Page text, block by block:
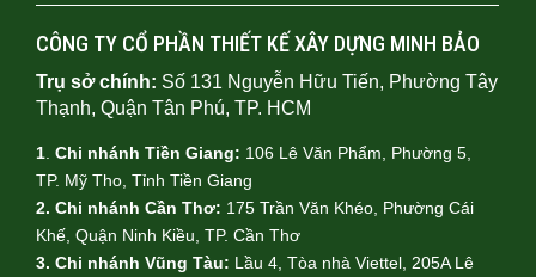
CÔNG TY CỔ PHẦN THIẾT KẾ XÂY DỰNG MINH BẢO
Trụ sở chính: Số 131 Nguyễn Hữu Tiến, Phường Tây
Thạnh, Quận Tân Phú, TP. HCM
1 Chi nhánh Tiền Giang: 106 Lê Văn Phẩm, Phường 5,
TP. Mỹ Tho, Tỉnh Tiền Giang
2. Chi nhánh Cần Thơ: 175 Trần Văn Khéo, Phường Cái
Khế, Quận Ninh Kiều, TP. Cần Thơ
3. Chi nhánh Vũng Tàu: Lầu 4, Tòa nhà Viettel, 205A Lê